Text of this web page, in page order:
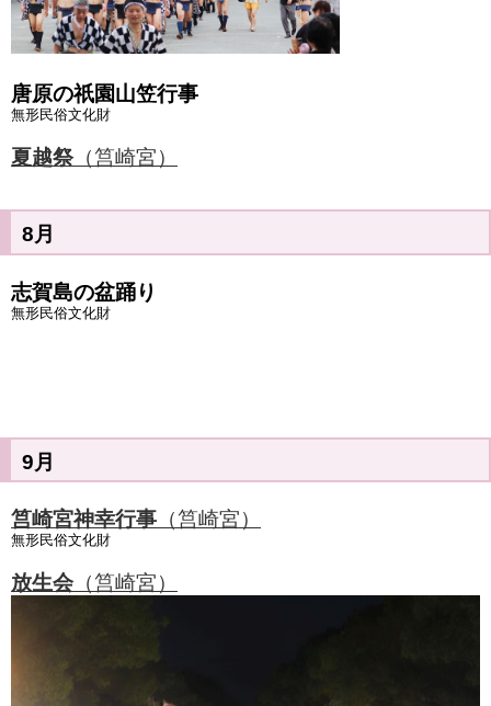
唐原の祇園山笠行事
無形民俗文化財
夏越祭（筥崎宮）
8月
志賀島の盆踊り
無形民俗文化財
9月
筥崎宮神幸行事 （筥崎宮）
無形民俗文化財
放生会（筥崎宮）